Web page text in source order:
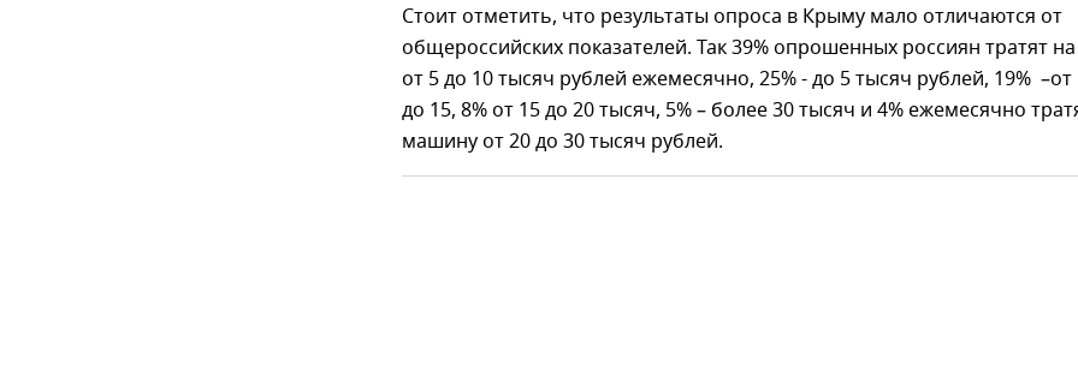
Стоит отметить, что результаты опроса в Крыму мало отличаются от
общероссийских показателей. Так 39% опрошенных россиян тратят
от 5 до 10 тысяч рублей ежемесячно, 25% - до 5 тысяч рублей, 19% –от
до 15, 8% от 15 до 20 тысяч, 5% – более 30 тысяч и 4% ежемесячно
машину от 20 до 30 тысяч рублей.